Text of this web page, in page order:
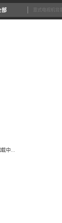
部
载中...